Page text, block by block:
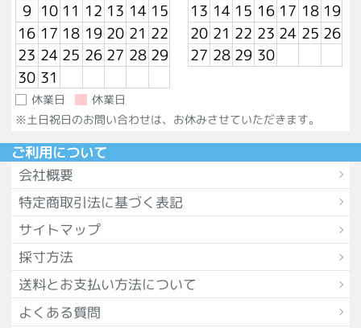
9 10 11 12 13 14 15
16 17 18 19 20 21 22
23 24 25 26 27 28 29
30 31
13 14 15 16 17 18 19
20 21 22 23 24 25 26
27 28 29 30
休業日
休業日
※土日祝日のお問い合わせは、お休みさせていただきます。
ご利用について
会社概要
特定商取引法に基づく表記
サイトマップ
採寸方法
送料とお支払い方法について
よくある質問